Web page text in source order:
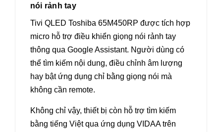
nói rảnh tay
Tivi QLED Toshiba 65M450RP được tích hợp
micro hỗ trợ điều khiển giọng nói rảnh tay
thông qua Google Assistant. Người dùng có
thể tìm kiếm nội dung, điều chỉnh âm lượng
hay bật ứng dụng chỉ bằng giọng nói mà
không cần remote.
Không chỉ vậy, thiết bị còn hỗ trợ tìm kiếm
bằng tiếng Việt qua ứng dụng VIDAA trên